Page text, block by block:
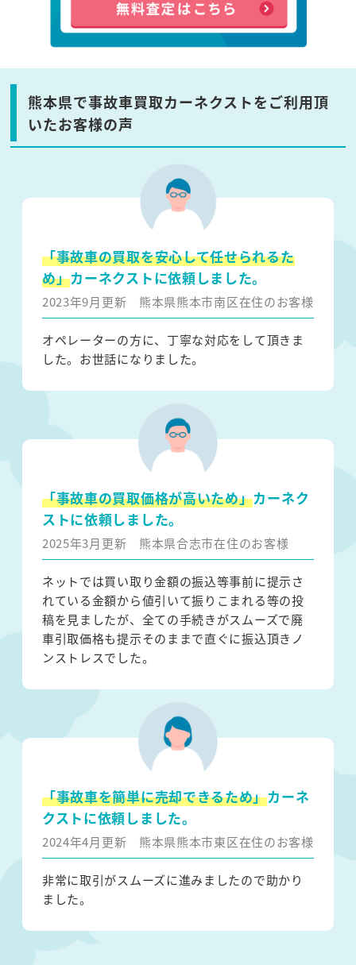
熊本県で事故車買取カーネクストをご利用頂
いたお客様の声
「事故車の買取を安心して任せられるた
め」カーネクストに依頼しました。
2023年9月更新 熊本県熊本市南区在住のお客様
オペレーターの方に、丁寧な対応をして頂きま
した。お世話になりました。
「事故車の買取価格が高いため」カーネク
ストに依頼しました。
2025年3月更新 熊本県合志市在住のお客様
ネットでは買い取り金額の振込等事前に提示さ
れている金額から値引いて振りこまれる等の投
稿を見ましたが、全ての手続きがスムーズで廃
車引取価格も提示そのままで直ぐに振込頂きノ
ンストレスでした。
「事故車を簡単に売却できるため」カーネ
クストに依頼しました。
2024年4月更新 熊本県熊本市東区在住のお客様
非常に取引がスムーズに進みましたので助かり
ました。